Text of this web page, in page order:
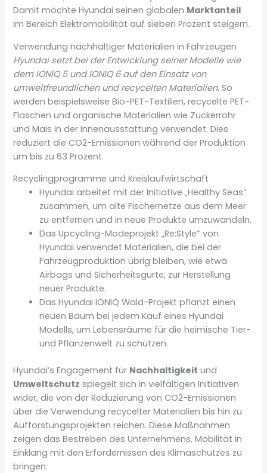
Damit möchte Hyundai seinen globalen Marktanteil
im Bereich Elektromobilität auf sieben Prozent steigern.
Verwendung nachhaltiger Materialien in Fahrzeugen
Hyundai setzt bei der Entwicklung seiner Modelle wie
dem IONIQ 5 und IONIQ 6 auf den Einsatz von
umweltfreundlichen und recycelten Materialien. So
werden beispielsweise Bio-PET-Textilien, recycelte PET-
Flaschen und organische Materialien wie Zuckerrohr
und Mais in der Innenausstattung verwendet. Dies
reduziert die CO2-Emissionen während der Produktion
um bis zu 63 Prozent.
Recyclingprogramme und Kreislaufwirtschaft
Hyundai arbeitet mit der Initiative „Healthy Seas“
zusammen, um alte Fischernetze aus dem Meer
zu entfernen und in neue Produkte umzuwandeln.
Das Upcycling-Modeprojekt „Re:Style“ von
Hyundai verwendet Materialien, die bei der
Fahrzeugproduktion übrig bleiben, wie etwa
Airbags und Sicherheitsgurte, zur Herstellung
neuer Produkte.
Das Hyundai IONIQ Wald-Projekt pflanzt einen
neuen Baum bei jedem Kauf eines Hyundai
Modells, um Lebensräume für die heimische Tier-
und Pflanzenwelt zu schützen.
Hyundai’s Engagement für Nachhaltigkeit und
Umweltschutz spiegelt sich in vielfältigen Initiativen
wider, die von der Reduzierung von CO2-Emissionen
über die Verwendung recycelter Materialien bis hin zu
Aufforstungsprojekten reichen. Diese Maßnahmen
zeigen das Bestreben des Unternehmens, Mobilität in
Einklang mit den Erfordernissen des Klimaschutzes zu
bringen.